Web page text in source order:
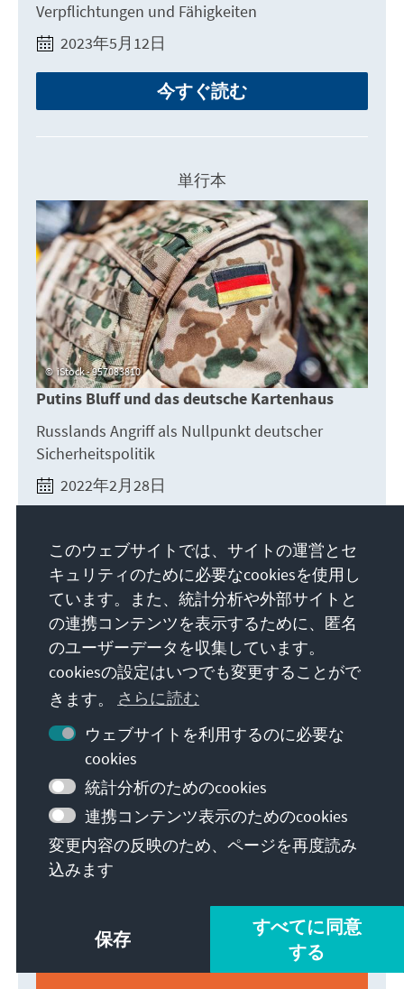
Verpflichtungen und Fähigkeiten
2023年5月12日
今すぐ読む
単行本
iStock - 957083810
Putins Bluff und das deutsche Kartenhaus
Russlands Angriff als Nullpunkt deutscher
Sicherheitspolitik
2022年2月28日
Auslandsinformationen
Zeitschrift für internationale Fragen,
Außenpolitik und Entwicklungszusammenarbeit
このウェブサイトでは、サイトの運営とセ
キュリティのために必要なcookiesを使用し
ています。また、統計分析や外部サイトと
の連携コンテンツを表示するために、匿名
のユーザーデータを収集しています。
cookiesの設定はいつでも変更することがで
きます。 さらに読む
ウェブサイトを利用するのに必要な
cookies
統計分析のためのcookies
連携コンテンツ表示のためのcookies
変更内容の反映のため、ページを再度読み
込みます
保存
すべてに同意
する